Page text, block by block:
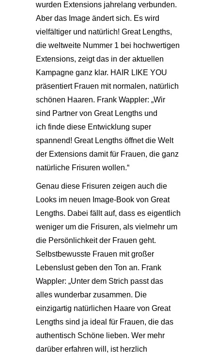
wurden Extensions jahrelang verbunden.
Aber das Image ändert sich. Es wird
vielfältiger und natürlich! Great Lengths,
die weltweite Nummer 1 bei hochwertigen
Extensions, zeigt das in der aktuellen
Kampagne ganz klar. HAIR LIKE YOU
präsentiert Frauen mit normalen, natürlich
schönen Haaren. Frank Wappler: „Wir
sind Partner von Great Lengths und
ich finde diese Entwicklung super
spannend! Great Lengths öffnet die Welt
der Extensions damit für Frauen, die ganz
natürliche Frisuren wollen.“
Genau diese Frisuren zeigen auch die
Looks im neuen Image-Book von Great
Lengths. Dabei fällt auf, dass es eigentlich
weniger um die Frisuren, als vielmehr um
die Persönlichkeit der Frauen geht.
Selbstbewusste Frauen mit großer
Lebenslust geben den Ton an. Frank
Wappler: „Unter dem Strich passt das
alles wunderbar zusammen. Die
einzigartig natürlichen Haare von Great
Lengths sind ja ideal für Frauen, die das
authentisch Schöne lieben. Wer mehr
darüber erfahren will, ist herzlich